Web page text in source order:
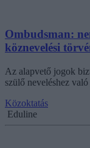
Ombudsman:
köznevelési
Az alapvető jogok
szülő neveléshez
Közoktatás
Eduline